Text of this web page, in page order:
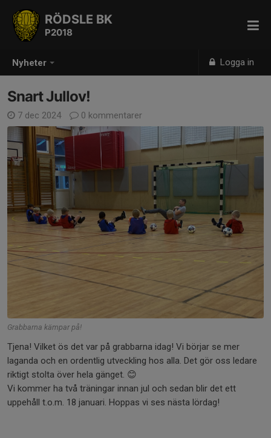
Nyheter Logga in
RÖDSLE BK
P2018
Snart Jullov!
7 dec 2024 0 kommentarer
Grabbarna kämpar på!
Tjena! Vilket ös det var på grabbarna idag! Vi börjar se mer
laganda och en ordentlig utveckling hos alla. Det gör oss ledare
riktigt stolta över hela gänget. 😊
Vi kommer ha två träningar innan jul och sedan blir det ett
uppehåll t.o.m. 18 januari. Hoppas vi ses nästa lördag!